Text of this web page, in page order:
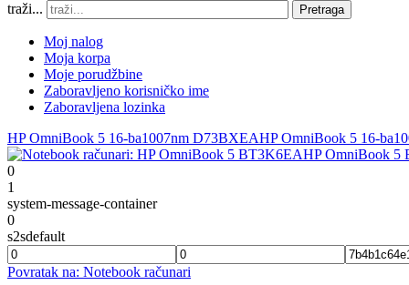
traži...
Pretraga
Moj nalog
Moja korpa
Moje porudžbine
Zaboravljeno korisničko ime
Zaboravljena lozinka
HP OmniBook 5 16-ba1007nm D73BXEAHP OmniBook 5 16-
HP OmniBook 5
0
1
system-message-container
0
s2sdefault
Povratak na: Notebook računari